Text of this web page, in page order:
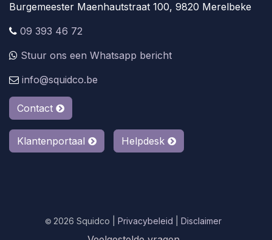
Burgemeester Maenhautstraat 100, 9820 Merelbeke
09 393 46 72
Stuur ons een Whatsapp bericht
info@squidco.be
Contact
Klantenportaal Helpdesk
© 2026 Squidco | Privacybeleid Disclaimer